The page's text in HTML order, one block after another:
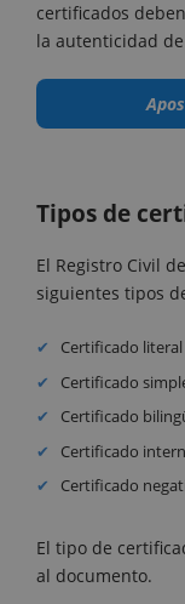
certificados
la autenticidad
Tipos de
El Registro Civil
siguientes tipos
Certificado literal
Certificado
Certificado
Certificado
Certificado
El tipo de
al documento.